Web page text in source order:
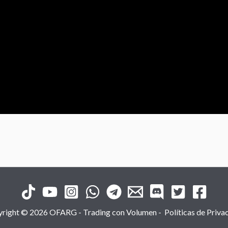
© 2026 OFARG - Trading con Volumen - Políticas de